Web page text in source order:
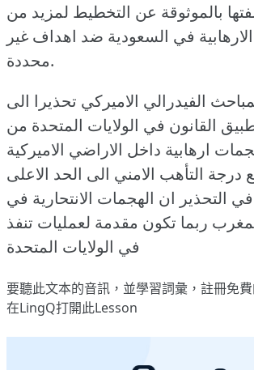
بالموثوقة عن التخطيط لمزيد من
في السعودية ضد اهداف غير
محددة.
الفيدرالي الاميركي تحذيرا الى
القانون في الولايات المتحدة من
ارهابية داخل الاراضي الاميركية
درجة التأهب الامني الى الحد الاعلى
التحذير ان الهجمات الانتحارية في
ربما تكون مقدمة لعمليات تنفذ
في الولايات المتحدة
要聽此文本的音訊，並學習詞彙， 註冊免
在LingQ打開此Lesson